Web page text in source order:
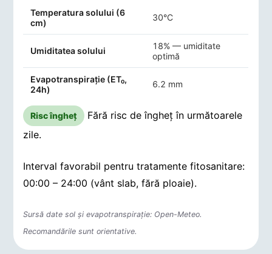
Indicatori agro-meteorologici pentru Cioceşti
Temperatura solului (6
cm)
30°C
Umiditatea solului
18% — umiditate
optimă
Evapotranspirație (ET₀,
24h)
6.2 mm
Risc îngheț
Fără risc de îngheț în următoarele
zile.
Interval favorabil pentru tratamente fitosanitare:
00:00 – 24:00 (vânt slab, fără ploaie).
Sursă date sol și evapotranspirație: Open-Meteo.
Recomandările sunt orientative.